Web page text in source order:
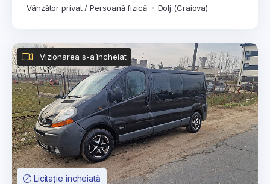
Vânzător privat / Persoană fizică
Dolj (Craiova)
Licitație încheiată
Vizionarea s-a încheiat